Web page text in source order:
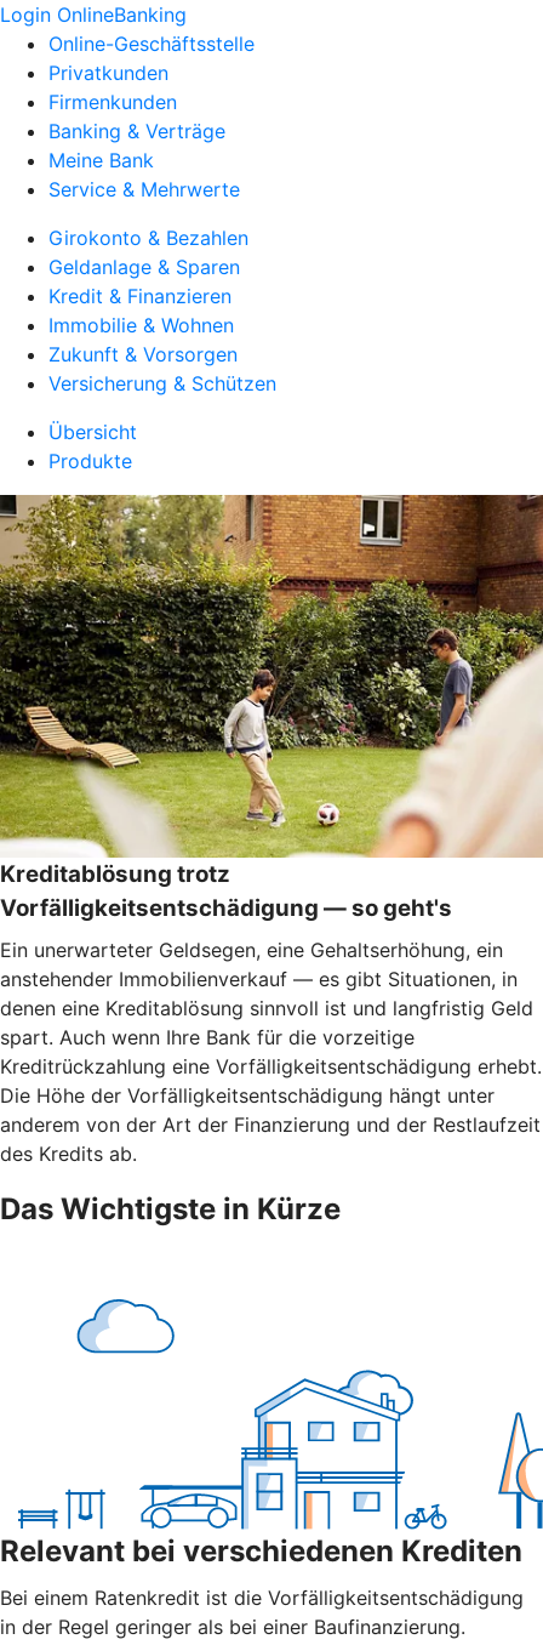
Login OnlineBanking
Online-Geschäftsstelle
Privatkunden
Firmenkunden
Banking & Verträge
Meine Bank
Service & Mehrwerte
Girokonto & Bezahlen
Geldanlage & Sparen
Kredit & Finanzieren
Immobilie & Wohnen
Zukunft & Vorsorgen
Versicherung & Schützen
Übersicht
Produkte
Kreditablösung trotz
Vorfälligkeitsentschädigung — so geht's
Ein unerwarteter Geldsegen, eine Gehaltserhöhung, ein
anstehender Immobilienverkauf — es gibt Situationen, in
denen eine Kreditablösung sinnvoll ist und langfristig Geld
spart. Auch wenn Ihre Bank für die vorzeitige
Kreditrückzahlung eine Vorfälligkeitsentschädigung erhebt.
Die Höhe der Vorfälligkeitsentschädigung hängt unter
anderem von der Art der Finanzierung und der Restlaufzeit
des Kredits ab.
Das Wichtigste in Kürze
Relevant bei verschiedenen Krediten
Bei einem Ratenkredit ist die Vorfälligkeitsentschädigung
in der Regel geringer als bei einer Baufinanzierung.